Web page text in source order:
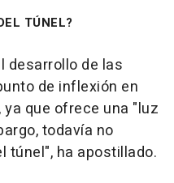
TÚNEL?
desarrollo de las
de inflexión en
que ofrece una "luz
todavía no
túnel", ha apostillado.